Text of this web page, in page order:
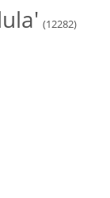
(12282)